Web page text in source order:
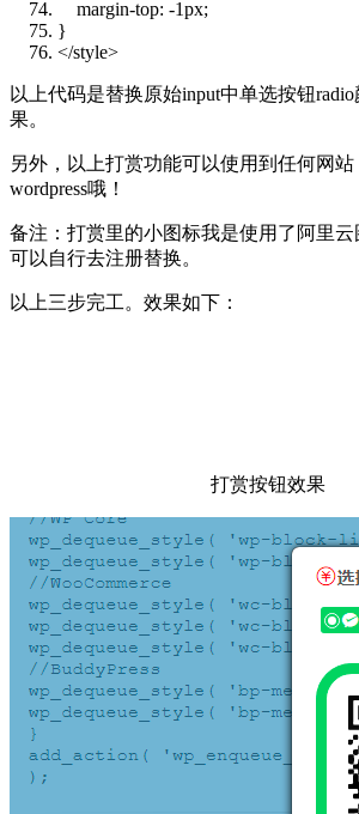
margin-top: -1px;
}
</style>
以上代码是替换原始input中单选按钮
果。
另外，以上打赏功能可以使用到任何网
wordpress哦！
备注：打赏里的小图标我是使用了阿里
可以自行去注册替换。
以上三步完工。效果如下：
打赏按钮效果